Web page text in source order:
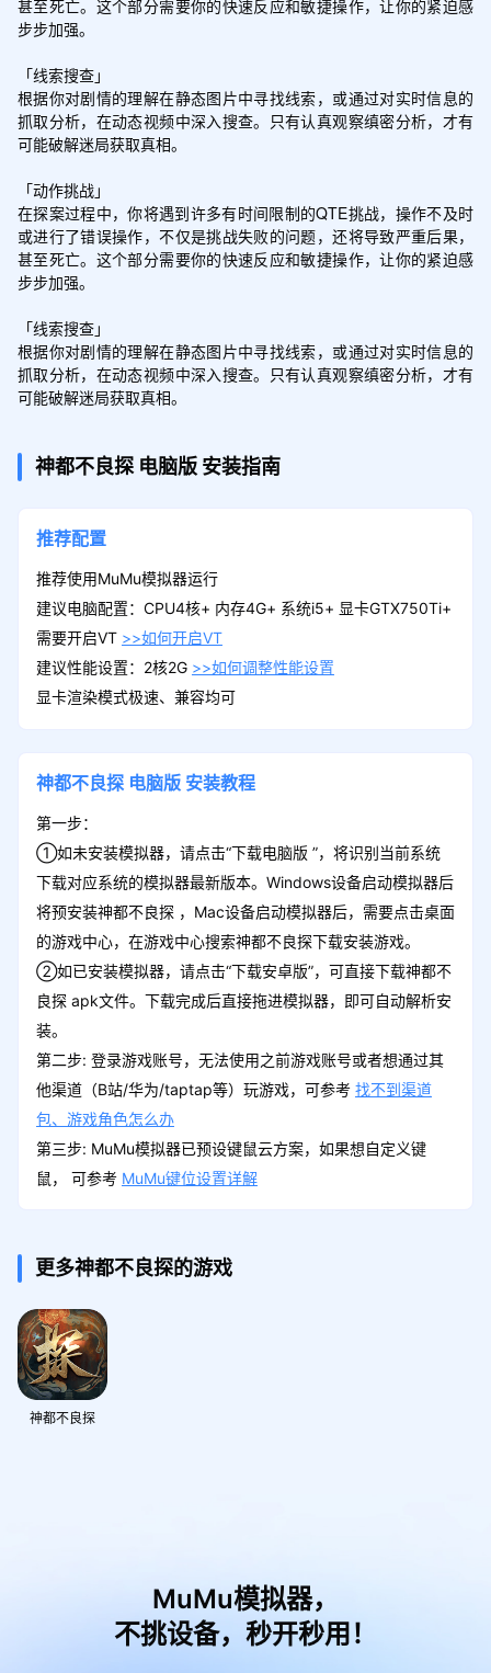
甚至死亡。这个部分需要你的快速反应和敏捷操作，让你的紧迫感
步步加强。
「线索搜查」
根据你对剧情的理解在静态图片中寻找线索，或通过对实时信息的
抓取分析，在动态视频中深入搜查。只有认真观察缜密分析，才有
可能破解迷局获取真相。
「动作挑战」
在探案过程中，你将遇到许多有时间限制的QTE挑战，操作不及时
或进行了错误操作，不仅是挑战失败的问题，还将导致严重后果，
甚至死亡。这个部分需要你的快速反应和敏捷操作，让你的紧迫感
步步加强。
「线索搜查」
根据你对剧情的理解在静态图片中寻找线索，或通过对实时信息的
抓取分析，在动态视频中深入搜查。只有认真观察缜密分析，才有
可能破解迷局获取真相。
神都不良探 电脑版 安装指南
推荐配置
推荐使用MuMu模拟器运行
建议电脑配置：CPU4核+ 内存4G+ 系统i5+ 显卡GTX750Ti+
需要开启VT >>如何开启VT
建议性能设置：2核2G >>如何调整性能设置
显卡渲染模式极速、兼容均可
神都不良探 电脑版 安装教程
第一步：
①如未安装模拟器，请点击“下载电脑版 ”，将识别当前系统
下载对应系统的模拟器最新版本。Windows设备启动模拟器后
将预安装神都不良探 ，Mac设备启动模拟器后，需要点击桌面
的游戏中心，在游戏中心搜索神都不良探下载安装游戏。
②如已安装模拟器，请点击“下载安卓版”，可直接下载神都不
良探 apk文件。下载完成后直接拖进模拟器，即可自动解析安
装。
第二步: 登录游戏账号，无法使用之前游戏账号或者想通过其
他渠道（B站/华为/taptap等）玩游戏，可参考 找不到渠道
包、游戏角色怎么办
第三步: MuMu模拟器已预设键鼠云方案，如果想自定义键
鼠， 可参考 MuMu键位设置详解
更多神都不良探的游戏
神都不良探
MuMu模拟器，
不挑设备，秒开秒用！